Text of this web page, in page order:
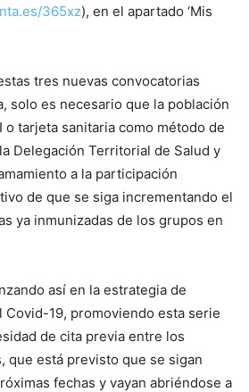
365xz), en el apartado ‘Mis
tres nuevas convocatorias
solo es necesario que la población
o tarjeta sanitaria como método de
Delegación Territorial de Salud y
a la participación
de que se siga incrementando el
ya inmunizadas de los grupos en
así en la estrategia de
Covid-19, promoviendo esta serie
de cita previa entre los
que está previsto que se sigan
fechas y vayan abriéndose a